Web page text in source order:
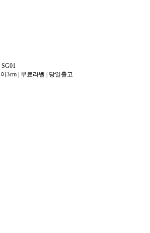
3cm | 무료라벨 | 당일출고